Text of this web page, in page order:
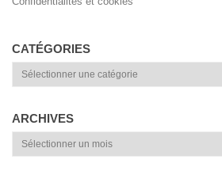
CATÉGORIES
Catégories
ARCHIVES
Archives